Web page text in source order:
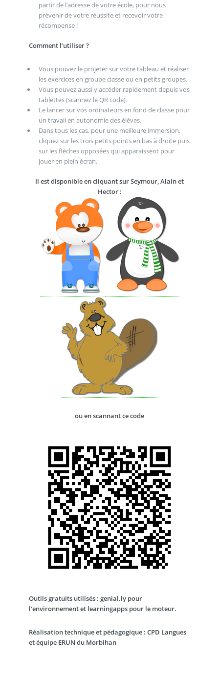
partir de l’adresse de votre école, pour nous
prévenir de votre réussite et recevoir votre
récompense !
Comment l’utiliser ?
Vous pouvez le projeter sur votre tableau et réaliser
les exercices en groupe classe ou en petits groupes.
Vous pouvez aussi y accéder rapidement depuis vos
tablettes (scannez le QR code).
Le lancer sur vos ordinateurs en fond de classe pour
un travail en autonomie des élèves.
Dans tous les cas, pour une meilleure immersion,
cliquez sur les trois petits points en bas à droite puis
sur les flèches opposées qui apparaissent pour
jouer en plein écran.
Il est disponible en cliquant sur Seymour, Alain et
Hector :
ou en scannant ce code
Outils gratuits utilisés : genial.ly pour
l’environnement et learningapps pour le moteur.
Réalisation technique et pédagogique : CPD Langues
et équipe ERUN du Morbihan